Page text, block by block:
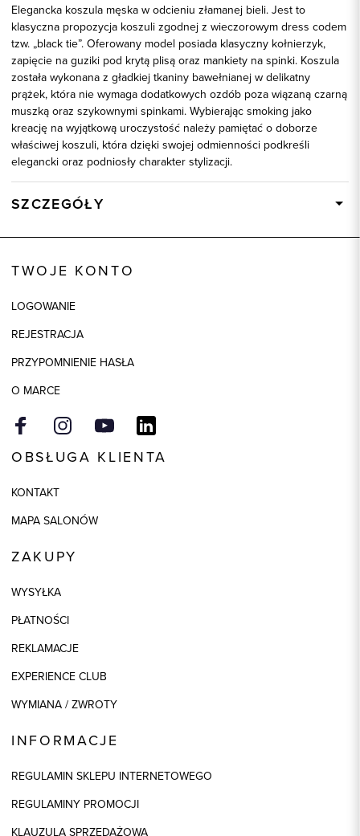
Elegancka koszula męska w odcieniu złamanej bieli. Jest to
klasyczna propozycja koszuli zgodnej z wieczorowym dress codem
tzw. „black tie”. Oferowany model posiada klasyczny kołnierzyk,
zapięcie na guziki pod krytą plisą oraz mankiety na spinki. Koszula
została wykonana z gładkiej tkaniny bawełnianej w delikatny
prążek, która nie wymaga dodatkowych ozdób poza wiązaną czarną
muszką oraz szykownymi spinkami. Wybierając smoking jako
kreację na wyjątkową uroczystość należy pamiętać o doborze
właściwej koszuli, która dzięki swojej odmienności podkreśli
elegancki oraz podniosły charakter stylizacji.
SZCZEGÓŁY
TWOJE KONTO
LOGOWANIE
REJESTRACJA
PRZYPOMNIENIE HASŁA
O MARCE
OBSŁUGA KLIENTA
KONTAKT
MAPA SALONÓW
ZAKUPY
WYSYŁKA
PŁATNOŚCI
REKLAMACJE
EXPERIENCE CLUB
WYMIANA / ZWROTY
INFORMACJE
REGULAMIN SKLEPU INTERNETOWEGO
REGULAMINY PROMOCJI
KLAUZULA SPRZEDAŻOWA